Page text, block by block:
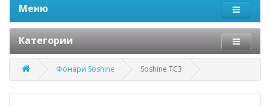
Меню
Категории
Фонари Soshine Soshine TC3